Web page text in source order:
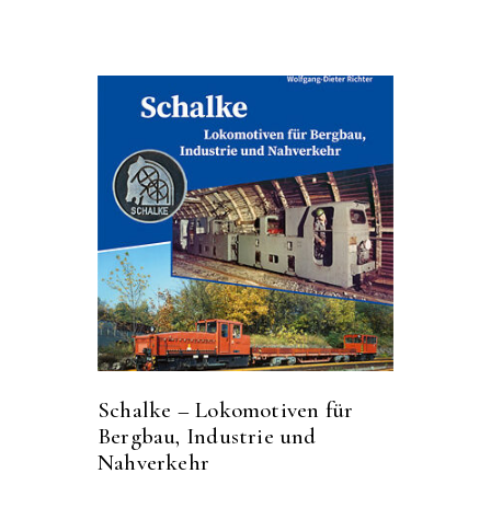
Schalke – Lokomotiven für
Bergbau, Industrie und
Nahverkehr